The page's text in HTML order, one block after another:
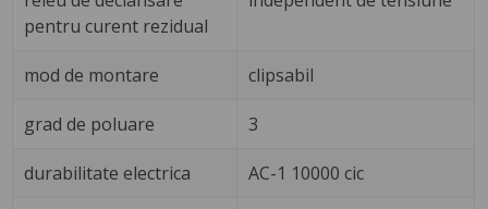
pentru curent rezidual
mod de montare clipsabil
grad de poluare 3
durabilitate electrica AC-1 10000 cic